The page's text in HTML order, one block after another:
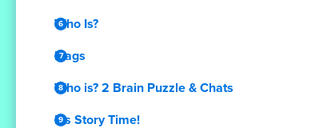
Who Is?
Flags
Who is? 2 Brain Puzzle & Chats
It's Story Time!